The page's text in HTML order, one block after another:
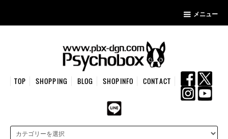
メニュー
TOP SHOPPING BLOG SHOPINFO CONTACT